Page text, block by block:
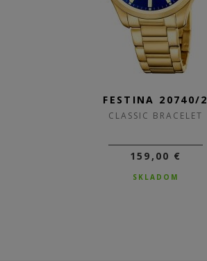
FESTINA 20740/2
CLASSIC BRACELET
159,00 €
SKLADOM